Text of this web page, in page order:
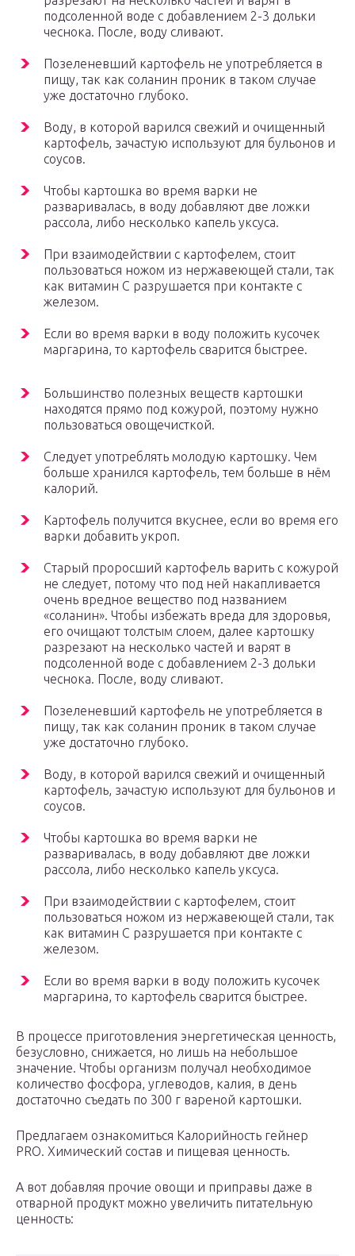
подсоленной воде с добавлением 2-3 дольки
чеснока. После, воду сливают.
Позеленевший картофель не употребляется в
пищу, так как соланин проник в таком случае
уже достаточно глубоко.
Воду, в которой варился свежий и очищенный
картофель, зачастую используют для бульонов и
соусов.
Чтобы картошка во время варки не
разваривалась, в воду добавляют две ложки
рассола, либо несколько капель уксуса.
При взаимодействии с картофелем, стоит
пользоваться ножом из нержавеющей стали, так
как витамин С разрушается при контакте с
железом.
Если во время варки в воду положить кусочек
маргарина, то картофель сварится быстрее.
Большинство полезных веществ картошки
находятся прямо под кожурой, поэтому нужно
пользоваться овощечисткой.
Следует употреблять молодую картошку. Чем
больше хранился картофель, тем больше в нём
калорий.
Картофель получится вкуснее, если во время его
варки добавить укроп.
Старый проросший картофель варить с кожурой
не следует, потому что под ней накапливается
очень вредное вещество под названием
«соланин». Чтобы избежать вреда для здоровья,
его очищают толстым слоем, далее картошку
разрезают на несколько частей и варят в
подсоленной воде с добавлением 2-3 дольки
чеснока. После, воду сливают.
Позеленевший картофель не употребляется в
пищу, так как соланин проник в таком случае
уже достаточно глубоко.
Воду, в которой варился свежий и очищенный
картофель, зачастую используют для бульонов и
соусов.
Чтобы картошка во время варки не
разваривалась, в воду добавляют две ложки
рассола, либо несколько капель уксуса.
При взаимодействии с картофелем, стоит
пользоваться ножом из нержавеющей стали, так
как витамин С разрушается при контакте с
железом.
Если во время варки в воду положить кусочек
маргарина, то картофель сварится быстрее.
В процессе приготовления энергетическая ценность,
безусловно, снижается, но лишь на небольшое
значение. Чтобы организм получал необходимое
количество фосфора, углеводов, калия, в день
достаточно съедать по 300 г вареной картошки.
Предлагаем ознакомиться Калорийность гейнер
PRO. Химический состав и пищевая ценность.
А вот добавляя прочие овощи и приправы даже в
отварной продукт можно увеличить питательную
ценность: